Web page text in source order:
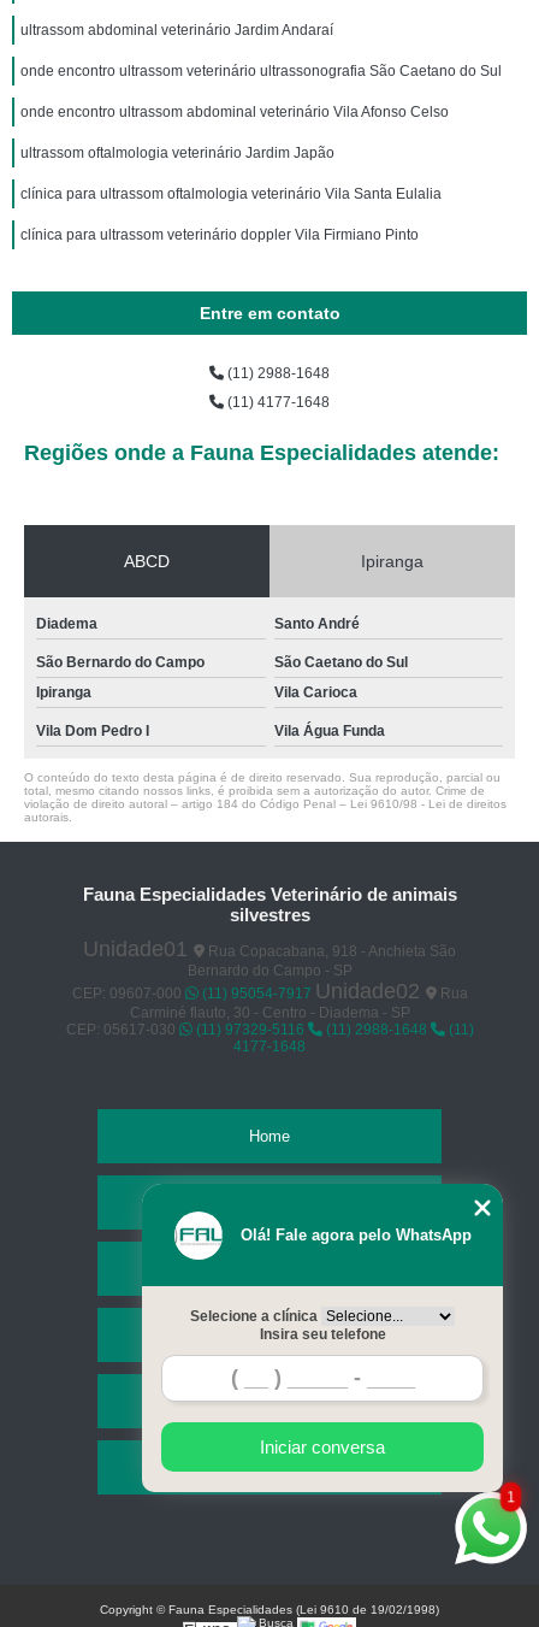
ultrassom abdominal veterinário Jardim Andaraí
onde encontro ultrassom veterinário ultrassonografia São Caetano do Sul
onde encontro ultrassom abdominal veterinário Vila Afonso Celso
ultrassom oftalmologia veterinário Jardim Japão
clínica para ultrassom oftalmologia veterinário Vila Santa Eulalia
clínica para ultrassom veterinário doppler Vila Firmiano Pinto
Entre em contato
(11) 2988-1648
(11) 4177-1648
Regiões onde a Fauna Especialidades atende:
ABCD Ipiranga
Diadema Santo André
São Bernardo do Campo
São Caetano do Sul
Ipiranga
Vila Carioca
Vila Dom Pedro I Vila Água Funda
O conteúdo do texto desta página é de direito reservado. Sua reprodução, parcial ou
total, mesmo citando nossos links, é proibida sem a autorização do autor. Crime de
violação de direito autoral – artigo 184 do Código Penal – Lei 9610/98 - Lei de direitos
autorais
Fauna Especialidades Veterinário de animais
silvestres
Unidade01
Rua Copacabana, 918 - Anchieta São
Bernardo do Campo - SP
CEP: 09607-000
(11) 95054-7917 Unidade02
Rua
Carminé flauto, 30 - Centro - Diadema - SP
CEP: 05617-030
(11) 97329-5116 (11) 2988-1648
(11)
4177-1648
Home
Serviços
Contato
Mapa do site
1
Olá! Fale agora pelo WhatsApp
Selecione a clínica
Insira seu telefone
Iniciar conversa
Copyright © Fauna Especialidades (Lei 9610 de 19/02/1998)